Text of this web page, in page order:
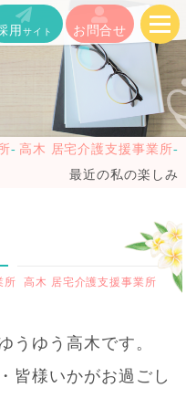
メ
ニ
ュ
ー
を
開
く
用サイト お問合せ
高木 居宅介護支援事業所
最近の私の楽しみ
所 高木 居宅介護支援事業所
うゆう高木です。
皆様いかがお過ごし